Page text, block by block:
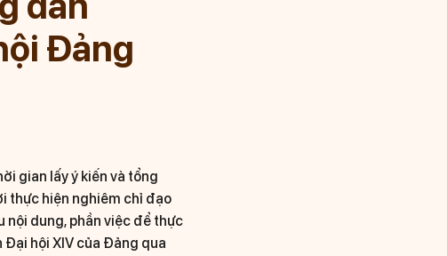
Đảng
gian lấy ý kiến và tổng
thực hiện nghiêm chỉ đạo
nội dung, phần việc để thực
Đại hội XIV của Đảng qua